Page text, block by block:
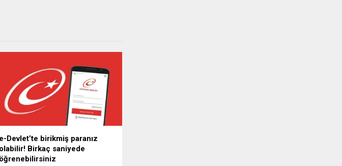
e-Devlet’te birikmiş paranız
olabilir! Birkaç saniyede
öğrenebilirsiniz